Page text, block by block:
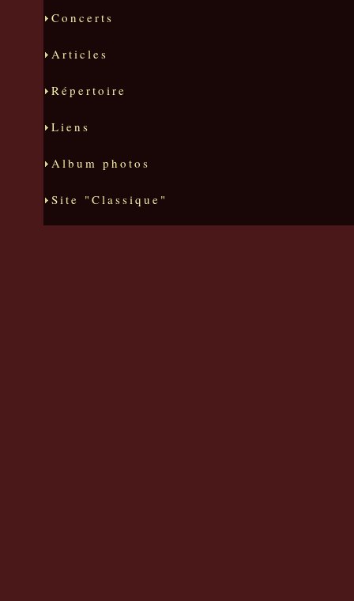
Concerts
Articles
Répertoire
Liens
Album photos
Site "Classique"